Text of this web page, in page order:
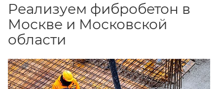
Реализуем фибробетон в
Москве и Московской
области